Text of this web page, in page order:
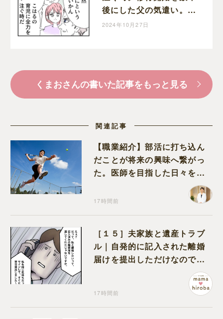
後にした父の気遣い。育
児なめすぎ夫［１９８］
2024年10月27日
くまおさんの書いた記事をもっと見る
関連記事
【職業紹介】部活に打ち込ん
だことが将来の興味へ繋がっ
た。医師を目指した日々を振
17時間前
［１５］夫家族と遺産トラブ
ル｜自発的に記入された離婚
届けを提出しただけなので、
17時間前